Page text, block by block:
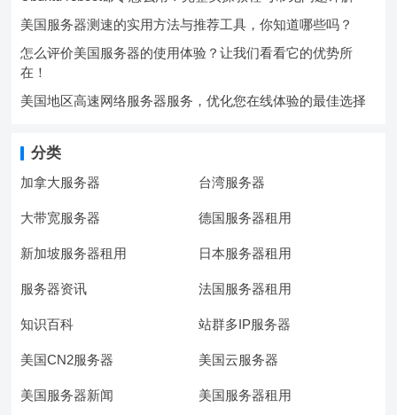
美国服务器测速的实用方法与推荐工具，你知道哪些吗？
怎么评价美国服务器的使用体验？让我们看看它的优势所
在！
美国地区高速网络服务器服务，优化您在线体验的最佳选择
分类
加拿大服务器 台湾服务器
大带宽服务器 德国服务器租用
新加坡服务器租用 日本服务器租用
服务器资讯 法国服务器租用
知识百科 站群多IP服务器
美国CN2服务器 美国云服务器
美国服务器新闻 美国服务器租用